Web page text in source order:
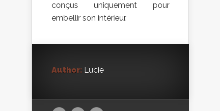
conçus uniquement pour
embellir son intérieur.
Author: Lucie